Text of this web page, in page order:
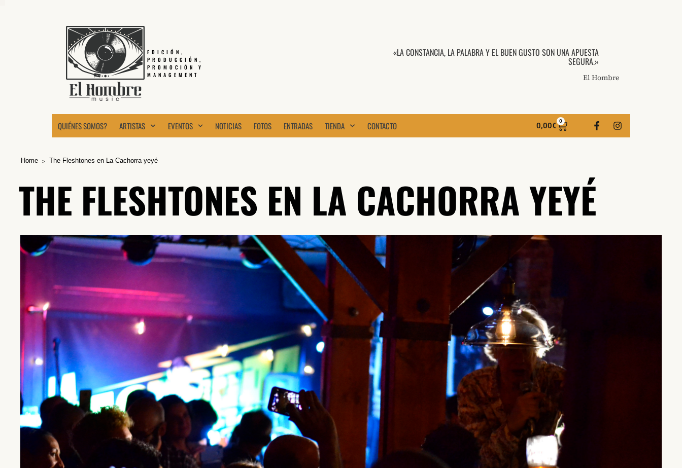
EDICIÓN,
PRODUCCIÓN,
PROMOCIÓN Y
MANAGEMENT
«LA CONSTANCIA, LA PALABRA Y EL BUEN GUSTO SON UNA APUESTA
SEGURA.»
El Hombre
QUIÉNES SOMOS? ARTISTAS EVENTOS NOTICIAS FOTOS ENTRADAS TIENDA CONTACTO 0,00€
0
Home The Fleshtones en La Cachorra yeyé
THE FLESHTONES EN LA CACHORRA YEYÉ
SUSCRÍBETE A NUESTRO BOLETÍN
He leído y acepto laPolítica de Privacidad Nota Legal